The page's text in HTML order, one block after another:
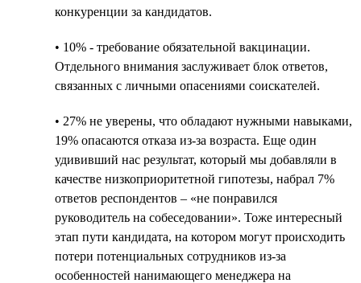
конкуренции за кандидатов.
• 10% - требование обязательной вакцинации.
Отдельного внимания заслуживает блок ответов,
связанных с личными опасениями соискателей.
• 27% не уверены, что обладают нужными навыками,
19% опасаются отказа из-за возраста. Еще один
удививший нас результат, который мы добавляли в
качестве низкоприоритетной гипотезы, набрал 7%
ответов респондентов – «не понравился
руководитель на собеседовании». Тоже интересный
этап пути кандидата, на котором могут происходить
потери потенциальных сотрудников из-за
особенностей нанимающего менеджера на